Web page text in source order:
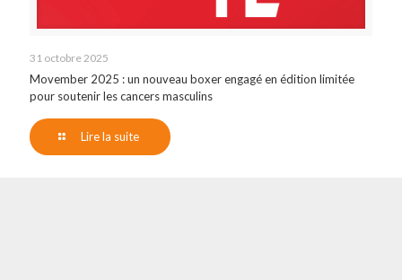
31 octobre 2025
Movember 2025 : un nouveau boxer engagé en édition limitée
pour soutenir les cancers masculins
Lire la suite